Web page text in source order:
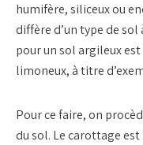
humifère, siliceux ou
diffère d’un type de
pour un sol argileux
limoneux, à titre
Pour ce faire, on
du sol. Le carottage